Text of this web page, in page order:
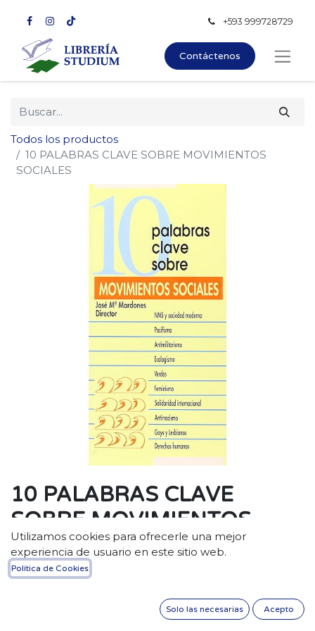
+593 999728729
Contáctenos
Todos los productos
10 PALABRAS CLAVE SOBRE MOVIMIENTOS
SOCIALES
10 PALABRAS CLAVE
SOBRE MOVIMIENTOS
SOCIALES
$21,12
Utilizamos cookies para ofrecerle una mejor
experiencia de usuario en este sitio web.
Política de Cookies
Solo las necesarias Acepto